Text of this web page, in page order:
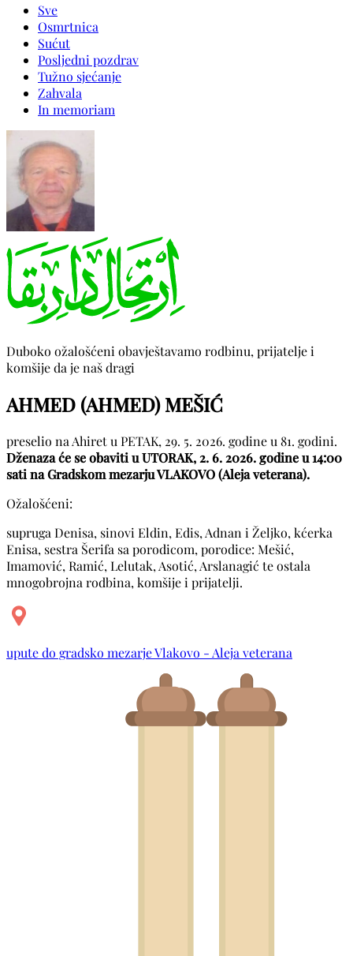
Sve
Osmrtnica
Sućut
Posljedni pozdrav
Tužno sjećanje
Zahvala
In memoriam
Duboko ožalošćeni obavještavamo rodbinu, prijatelje i
komšije da je naš dragi
AHMED (AHMED) MEŠIĆ
preselio na Ahiret u PETAK, 29. 5. 2026. godine u 81. godini.
Dženaza će se obaviti u UTORAK, 2. 6. 2026. godine u 14:00
sati na Gradskom mezarju VLAKOVO (Aleja veterana).
Ožalošćeni:
supruga Denisa, sinovi Eldin, Edis, Adnan i Željko, kćerka
Enisa, sestra Šerifa sa porodicom, porodice: Mešić,
Imamović, Ramić, Lelutak, Asotić, Arslanagić te ostala
mnogobrojna rodbina, komšije i prijatelji.
upute do gradsko mezarje Vlakovo - Aleja veterana